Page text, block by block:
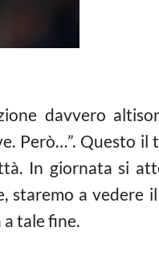
davvero
Però…”. Questo il
In giornata si
staremo a vedere
tale fine.